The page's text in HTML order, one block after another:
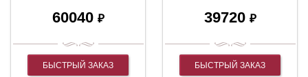
60040 ₽
БЫСТРЫЙ ЗАКАЗ
39720 ₽
БЫСТРЫЙ ЗАКАЗ